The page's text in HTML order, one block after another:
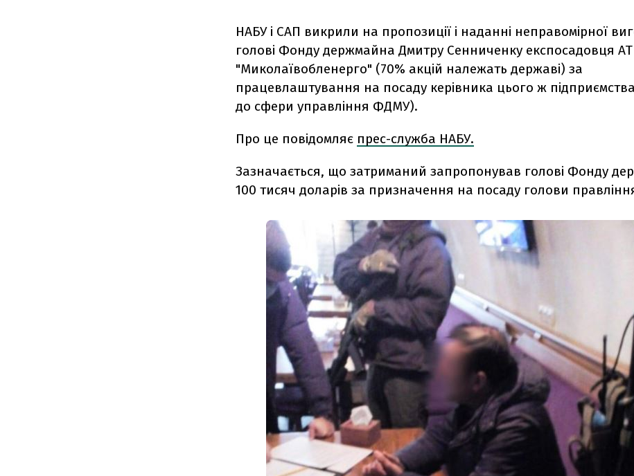
НАБУ і САП викрили на пропозиції і наданні неправомірної
голові Фонду держмайна Дмитру Сенниченку експосадовця АТ
"Миколаївобленерго" (70% акцій належать державі) за
працевлаштування на посаду керівника цього ж
до сфери управління ФДМУ).
Про це повідомляє прес-служба НАБУ.
Зазначається, що затриманий запропонував голові Фонду
100 тисяч доларів за призначення на посаду голови